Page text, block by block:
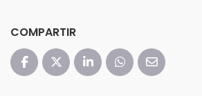
COMPARTIR